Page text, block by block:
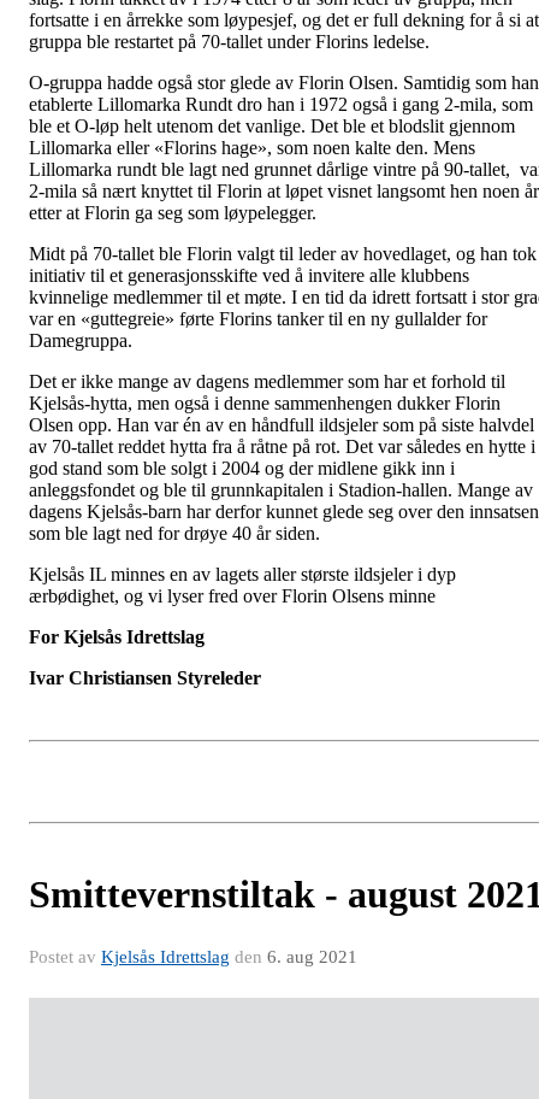
fortsatte i en årrekke som løypesjef, og det er full dekning for å si at
gruppa ble restartet på 70-tallet under Florins ledelse.
O-gruppa hadde også stor glede av Florin Olsen. Samtidig som han
etablerte Lillomarka Rundt dro han i 1972 også i gang 2-mila, som
ble et O-løp helt utenom det vanlige. Det ble et blodslit gjennom
Lillomarka eller «Florins hage», som noen kalte den. Mens
Lillomarka rundt ble lagt ned grunnet dårlige vintre på 90-tallet,
2-mila så nært knyttet til Florin at løpet visnet langsomt hen noen år
etter at Florin ga seg som løypelegger.
Midt på 70-tallet ble Florin valgt til leder av hovedlaget, og han tok
initiativ til et generasjonsskifte ved å invitere alle klubbens
kvinnelige medlemmer til et møte. I en tid da idrett fortsatt i stor
var en «guttegreie» førte Florins tanker til en ny gullalder for
Damegruppa.
Det er ikke mange av dagens medlemmer som har et forhold til
Kjelsås-hytta, men også i denne sammenhengen dukker Florin
Olsen opp. Han var én av en håndfull ildsjeler som på siste halvdel
av 70-tallet reddet hytta fra å råtne på rot. Det var således en hytte i
god stand som ble solgt i 2004 og der midlene gikk inn i
anleggsfondet og ble til grunnkapitalen i Stadion-hallen. Mange av
dagens Kjelsås-barn har derfor kunnet glede seg over den innsatsen
som ble lagt ned for drøye 40 år siden.
Kjelsås IL minnes en av lagets aller største ildsjeler i dyp
ærbødighet, og vi lyser fred over Florin Olsens minne
For Kjelsås Idrettslag
Ivar Christiansen Styreleder
Smittevernstiltak - august
Postet av Kjelsås Idrettslag den 6. aug 2021